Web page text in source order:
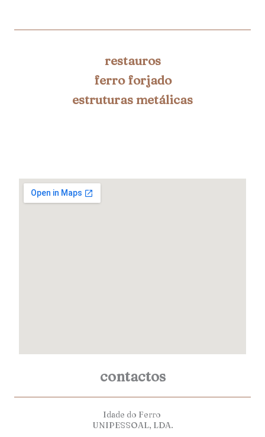
restauros
ferro forjado
estruturas metálicas
contactos
Idade do Ferro
UNIPESSOAL, LDA.